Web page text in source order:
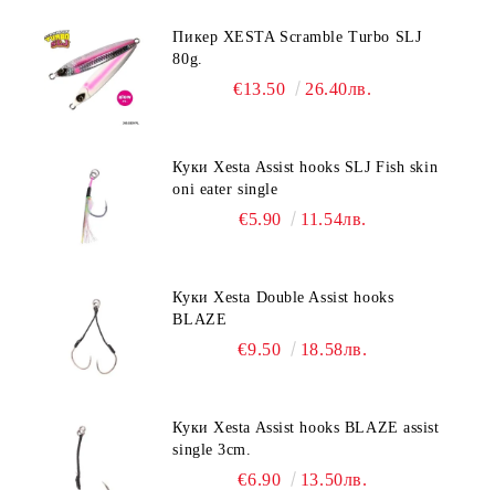
Пикер XESTA Scramble Turbo SLJ
80g.
€13.50 26.40лв.
Куки Xesta Assist hooks SLJ Fish skin
oni eater single
€5.90 11.54лв.
Куки Xesta Double Assist hooks
BLAZE
€9.50 18.58лв.
Куки Xesta Assist hooks BLAZE assist
single 3cm.
€6.90 13.50лв.